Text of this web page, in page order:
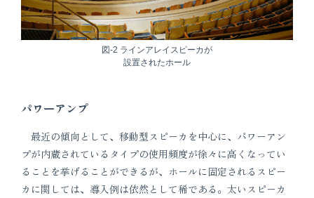
図-2 ラインアレイスピーカが
設置されたホール
パワーアンプ
最近の傾向として、移動型スピーカを中心に、パワーアン
プが内蔵されているタイプの使用頻度が徐々に高くなってい
ることを挙げることができるが、ホールに固定されるスピー
カに関しては、導入例は依然として稀である。太いスピーカ